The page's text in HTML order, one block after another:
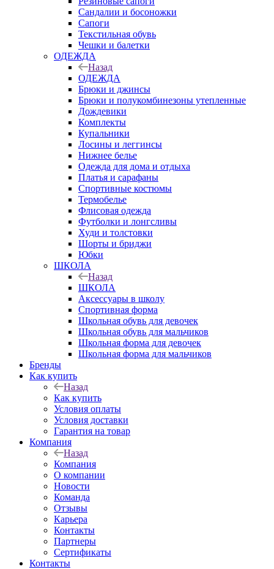
Сандалии и босоножки
Сапоги
Текстильная обувь
Чешки и балетки
ОДЕЖДА
Назад
ОДЕЖДА
Брюки и джинсы
Брюки и полукомбинезоны утепленные
Дождевики
Комплекты
Купальники
Лосины и леггинсы
Нижнее белье
Одежда для дома и отдыха
Платья и сарафаны
Спортивные костюмы
Термобелье
Флисовая одежда
Футболки и лонгсливы
Худи и толстовки
Шорты и бриджи
Юбки
ШКОЛА
Назад
ШКОЛА
Аксессуары в школу
Спортивная форма
Школьная обувь для девочек
Школьная обувь для мальчиков
Школьная форма для девочек
Школьная форма для мальчиков
Бренды
Как купить
Назад
Как купить
Условия оплаты
Условия доставки
Гарантия на товар
Компания
Назад
Компания
О компании
Новости
Команда
Отзывы
Карьера
Контакты
Партнеры
Сертификаты
Контакты